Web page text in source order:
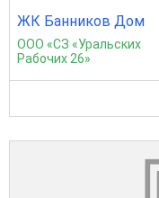
ЖК Банников Дом
ООО «СЗ «Уральских
Рабочих 26»